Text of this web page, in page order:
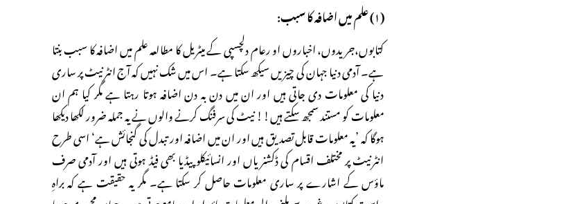
(۱) علم میں اضافہ کا سبب:
کتابوں،جریدوں، اخباروں او رعام دلچسپی کے میٹریل کا مطالعہ علم میں اضافہ کا سبب بنتا
ہے۔ آدمی دنیا جہان کی چیزیں سیکھ سکتا ہے۔ اس میں شک نہیں کہ آج انٹرنیٹ پر ساری
دنیا کی معلومات دی جاتی ہیں اور ان میں دن بہ دن اضافہ ہوتا رہتا ہے مگر کیا ہم ان
معلومات کو مستند سمجھ سکتے ہیں!! نیٹ کی سرفنگ کرنے والوں نے یہ جملہ ضرور لکھا دیکھا
ہوگا کہ ’یہ معلومات قابل تصدیق ہیں اور ان میں اضافہ اور تبدل کی گنجائش ہے‘ اسی طرح
انٹرنیٹ پر مختلف اقسام کی ڈکشنریاں اور انسائیکلو پیڈیا بھی فیڈ ہوتی ہیں اور آدمی صرف
ماؤس کے اشارے پر ساری معلومات حاصل کر سکتا ہے۔ مگر یہ حقیقت ہے کہ براہِ